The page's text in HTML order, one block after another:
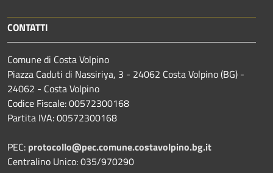
CONTATTI
Comune di Costa Volpino
Piazza Caduti di Nassiriya, 3 - 24062 Costa Volpino (BG) -
24062 - Costa Volpino
Codice Fiscale: 00572300168
Partita IVA: 00572300168
PEC: protocollo@pec.comune.costavolpino.bg.it
Centralino Unico: 035/970290